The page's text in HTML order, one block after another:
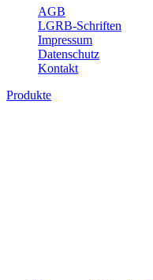
AGB
LGRB-Schriften
Impressum
Datenschutz
Kontakt
Produkte